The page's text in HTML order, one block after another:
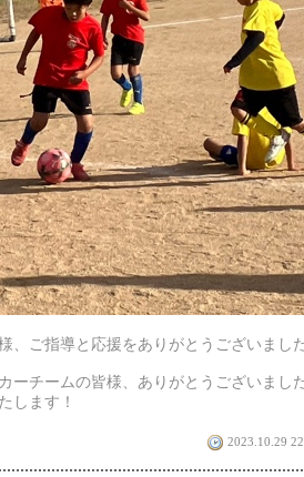
、ご指導と応援をありがとうございました
ーチームの皆様、ありがとうございました
します！
2023.10.29